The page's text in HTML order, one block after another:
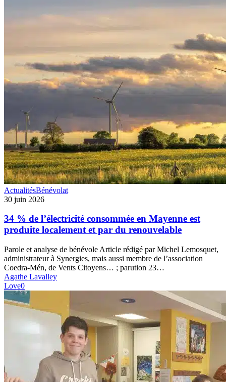
34
%
l’électricité
consommée
en
est
produite
localement
et
par
du
renouvelable
ActualitésBénévolat
30 juin 2026
34 % de l’électricité consommée en Mayenne est
produite localement et par du renouvelable
Parole et analyse de bénévole Article rédigé par Michel Lemosquet,
administrateur à Synergies, mais aussi membre de l’association
Coedra-Mén, de Vents Citoyens… ; parution 23…
Agathe Lavalley
Love0